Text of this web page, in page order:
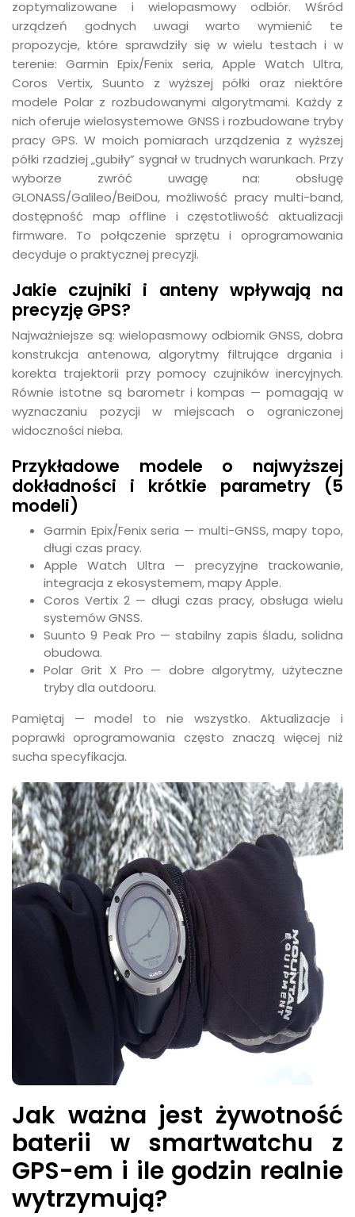
zoptymalizowane i wielopasmowy odbiór. Wśród
urządzeń godnych uwagi warto wymienić te
propozycje, które sprawdziły się w wielu testach i w
terenie: Garmin Epix/Fenix seria, Apple Watch Ultra,
Coros Vertix, Suunto z wyższej półki oraz niektóre
modele Polar z rozbudowanymi algorytmami. Każdy z
nich oferuje wielosystemowe GNSS i rozbudowane tryby
pracy GPS. W moich pomiarach urządzenia z wyższej
półki rzadziej „gubiły” sygnał w trudnych warunkach. Przy
wyborze zwróć uwagę na: obsługę
GLONASS/Galileo/BeiDou, możliwość pracy multi-band,
dostępność map offline i częstotliwość aktualizacji
firmware. To połączenie sprzętu i oprogramowania
decyduje o praktycznej precyzji.
Jakie czujniki i anteny wpływają na
precyzję GPS?
Najważniejsze są: wielopasmowy odbiornik GNSS, dobra
konstrukcja antenowa, algorytmy filtrujące drgania i
korekta trajektorii przy pomocy czujników inercyjnych.
Równie istotne są barometr i kompas — pomagają w
wyznaczaniu pozycji w miejscach o ograniczonej
widoczności nieba.
Przykładowe modele o najwyższej
dokładności i krótkie parametry (5
modeli)
Garmin Epix/Fenix seria — multi-GNSS, mapy topo,
długi czas pracy.
Apple Watch Ultra — precyzyjne trackowanie,
integracja z ekosystemem, mapy Apple.
Coros Vertix 2 — długi czas pracy, obsługa wielu
systemów GNSS.
Suunto 9 Peak Pro — stabilny zapis śladu, solidna
obudowa.
Polar Grit X Pro — dobre algorytmy, użyteczne
tryby dla outdooru.
Pamiętaj — model to nie wszystko. Aktualizacje i
poprawki oprogramowania często znaczą więcej niż
sucha specyfikacja.
Jak ważna jest żywotność
baterii w smartwatchu z
GPS-em i ile godzin realnie
wytrzymują?